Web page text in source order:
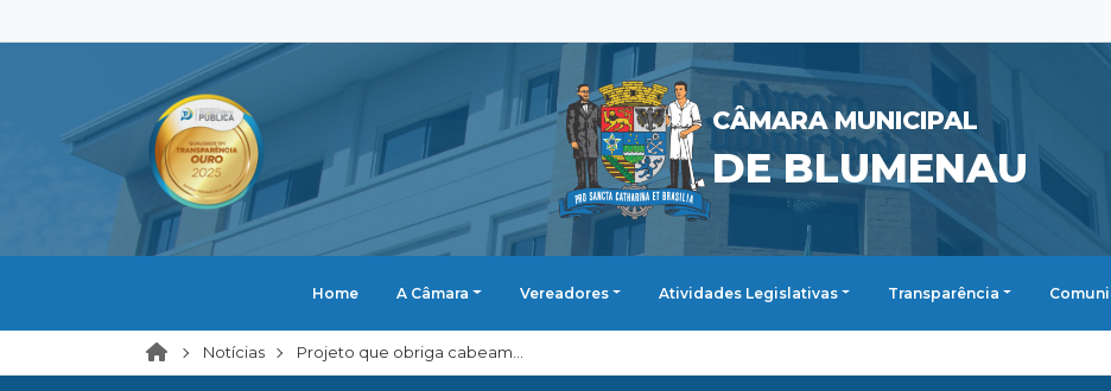
CÂMARA MUNICIPAL
DE BLUMENAU
Home A Câmara Vereadores Atividades Legislativas Transparência
Notícias Projeto que obriga cabeam...